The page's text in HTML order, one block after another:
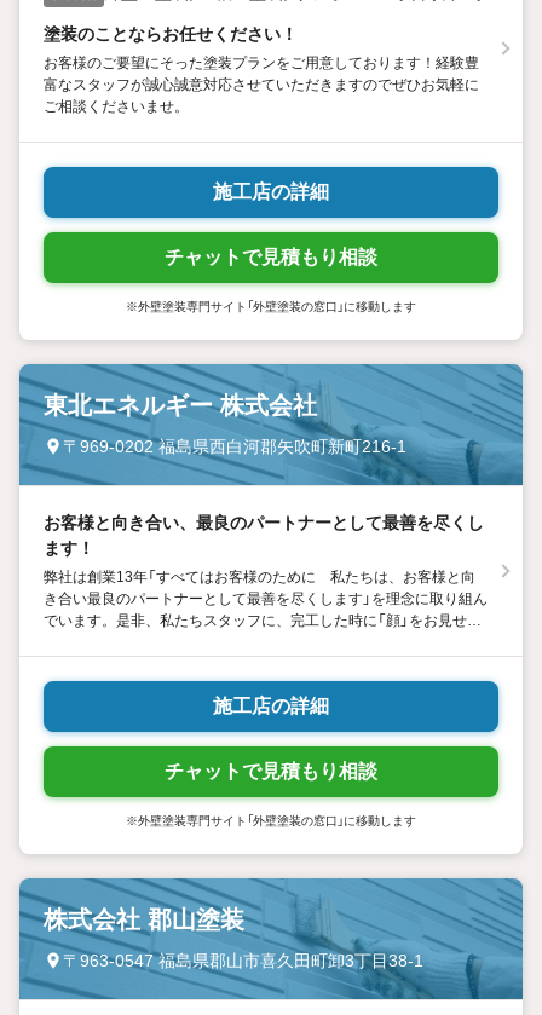
塗装のことならお任せください！
お客様のご要望にそった塗装プランをご用意しております！経験豊
富なスタッフが誠心誠意対応させていただきますのでぜひお気軽に
ご相談くださいませ。
施工店の詳細
チャットで見積もり相談
※外壁塗装専門サイト「外壁塗装の窓口」に移動します
東北エネルギー 株式会社
〒969-0202 福島県西白河郡矢吹町新町216-1
お客様と向き合い、最良のパートナーとして最善を尽くし
ます！
弊社は創業13年「すべてはお客様のために 私たちは、お客様と向
き合い最良のパートナーとして最善を尽くします」を理念に取り組ん
でいます。是非、私たちスタッフに、完工した時に「顔」をお見せく
施工店の詳細
チャットで見積もり相談
※外壁塗装専門サイト「外壁塗装の窓口」に移動します
株式会社 郡山塗装
〒963-0547 福島県郡山市喜久田町卸3丁目38-1